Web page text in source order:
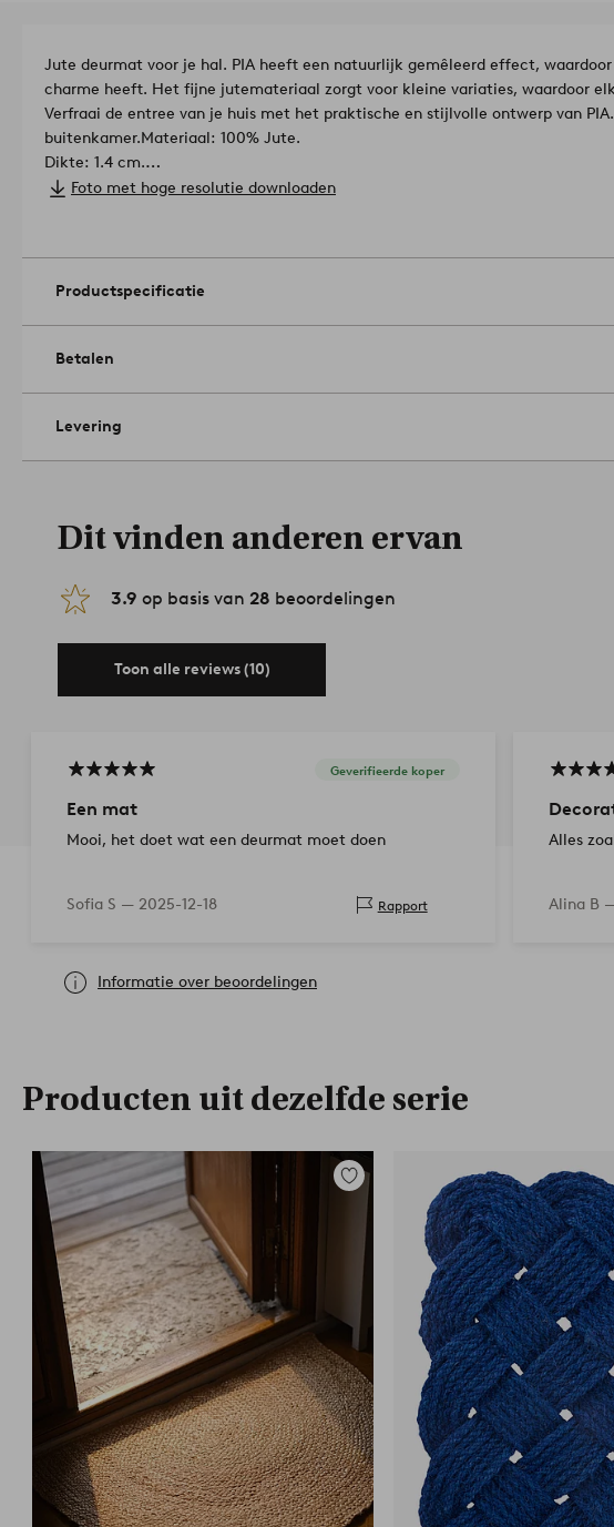
Jute deurmat voor je hal. PIA heeft een natuurlijk gemêleerd effect,
charme heeft. Het fijne jutemateriaal zorgt voor kleine variaties, waardoor
Verfraai de entree van je huis met het praktische en stijlvolle ontwerp van
buitenkamer.
Materiaal: 100% Jute.
Dikte: 1.4 cm.
Gramsgewicht: 3900 g/m².
Onderhoud: Regelmatig stofzuigen met een
Tip/advies: Draai het tapijt af en toe voor een gelijkmatige slijtage. Sterke
verbleken.Artikelnummer: 2024551-03-47
Foto met hoge resolutie downloaden
Productspecificatie
Betalen
Levering
Dit vinden anderen ervan
3.9 op basis van 28 beoordelingen
Toon alle reviews (10)
Geverifieerde koper
Een mat
Mooi, het doet wat een deurmat moet doen
Sofia S — 2025-12-18 Rapport
Alles
Alina B
Informatie over beoordelingen
Producten uit dezelfde serie
Toevoegen